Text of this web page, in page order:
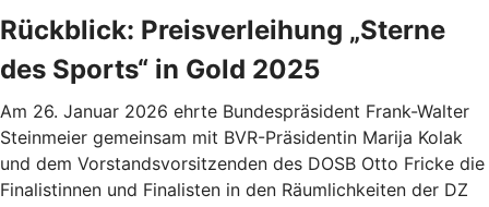
Rückblick: Preisverleihung „Sterne
des Sports“ in Gold 2025
Am 26. Januar 2026 ehrte Bundespräsident Frank-Walter
Steinmeier gemeinsam mit BVR-Präsidentin Marija Kolak
und dem Vorstandsvorsitzenden des DOSB Otto Fricke die
Finalistinnen und Finalisten in den Räumlichkeiten der DZ